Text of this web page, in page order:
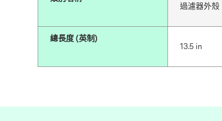
過濾器外殼
總長度 (英制)
13.5 in